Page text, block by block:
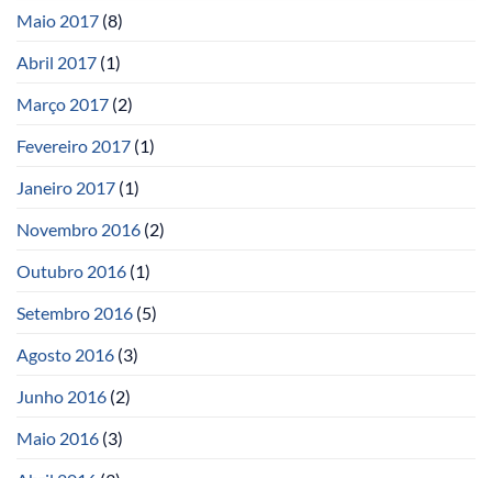
Maio 2017 (8)
Abril 2017 (1)
Março 2017 (2)
Fevereiro 2017 (1)
Janeiro 2017 (1)
Novembro 2016 (2)
Outubro 2016 (1)
Setembro 2016 (5)
Agosto 2016 (3)
Junho 2016 (2)
Maio 2016 (3)